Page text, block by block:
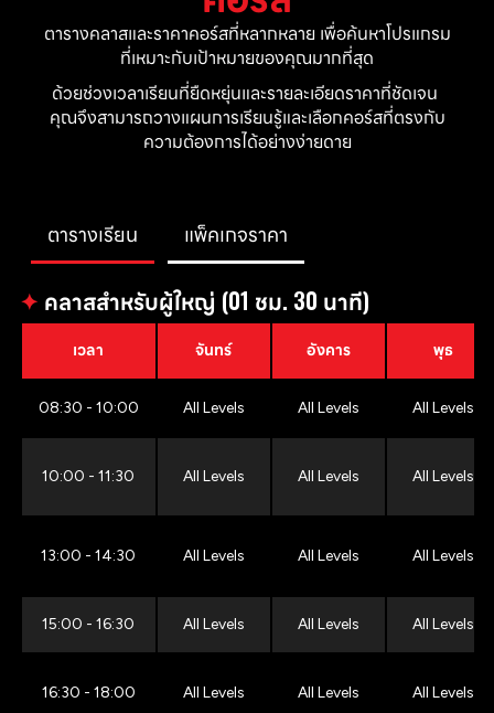
ตารางคลาสและราคาคอร์สที่หลากหลาย เพื่อค้นหาโปรแกรม
ที่เหมาะกับเป้าหมายของคุณมากที่สุด
ด้วยช่วงเวลาเรียนที่ยืดหยุ่นและรายละเอียดราคาที่ชัดเจน
คุณจึงสามารถวางแผนการเรียนรู้และเลือกคอร์สที่ตรงกับ
ความต้องการได้อย่างง่ายดาย
ตารางเรียน แพ็คเกจราคา
✦ คลาสสำหรับผู้ใหญ่ (01 ชม. 30 นาที)
เวลา จันทร์ อังคาร พุธ
08:30 - 10:00 All Levels All Levels All Levels
10:00 - 11:30 All Levels All Levels All Levels
13:00 - 14:30 All Levels All Levels All Levels
15:00 - 16:30 All Levels All Levels All Levels
16:30 - 18:00 All Levels All Levels All Levels